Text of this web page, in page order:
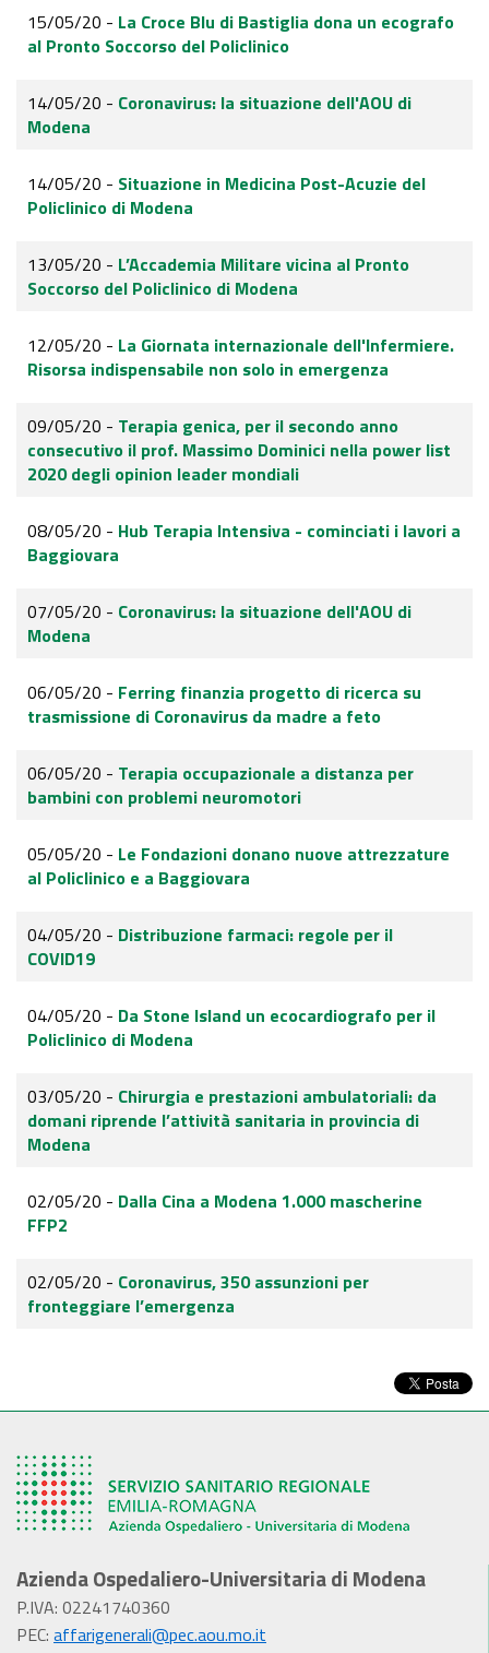
15/05/20 - La Croce Blu di Bastiglia dona un ecografo
al Pronto Soccorso del Policlinico
14/05/20 - Coronavirus: la situazione dell'AOU di
Modena
14/05/20 - Situazione in Medicina Post-Acuzie del
Policlinico di Modena
13/05/20 - L’Accademia Militare vicina al Pronto
Soccorso del Policlinico di Modena
12/05/20 - La Giornata internazionale dell'Infermiere.
Risorsa indispensabile non solo in emergenza
09/05/20 - Terapia genica, per il secondo anno
consecutivo il prof. Massimo Dominici nella power list
2020 degli opinion leader mondiali
08/05/20 - Hub Terapia Intensiva - cominciati i lavori a
Baggiovara
07/05/20 - Coronavirus: la situazione dell'AOU di
Modena
06/05/20 - Ferring finanzia progetto di ricerca su
trasmissione di Coronavirus da madre a feto
06/05/20 - Terapia occupazionale a distanza per
bambini con problemi neuromotori
05/05/20 - Le Fondazioni donano nuove attrezzature
al Policlinico e a Baggiovara
04/05/20 - Distribuzione farmaci: regole per il
COVID19
04/05/20 - Da Stone Island un ecocardiografo per il
Policlinico di Modena
03/05/20 - Chirurgia e prestazioni ambulatoriali: da
domani riprende l’attività sanitaria in provincia di
Modena
02/05/20 - Dalla Cina a Modena 1.000 mascherine
FFP2
02/05/20 - Coronavirus, 350 assunzioni per
fronteggiare l’emergenza
Azienda Ospedaliero-Universitaria di Modena
P.IVA: 02241740360
PEC: affarigenerali@pec.aou.mo.it